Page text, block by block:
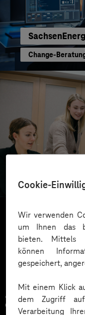
Cookie-
Wir verwenden
um Ihnen das
bieten. Mittels
können
gespeichert,
Mit einem Klick
dem Zugriff
Verarbeitung
Change-
Ein Intranet von
Zahlreiche